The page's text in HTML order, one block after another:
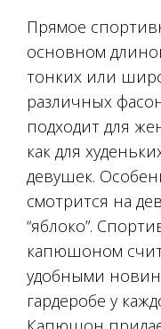
Прямое
основном
тонких или
различных
подходит для
как для
девушек.
смотрится на
“яблоко”.
капюшоном
удобными
гардеробе у